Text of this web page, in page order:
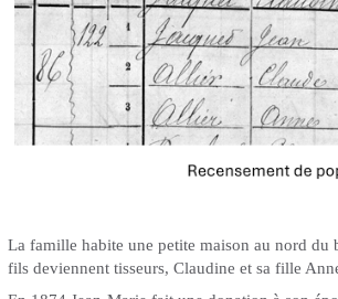
La famille habite une petite maison au nord du
fils deviennent tisseurs, Claudine et sa fille